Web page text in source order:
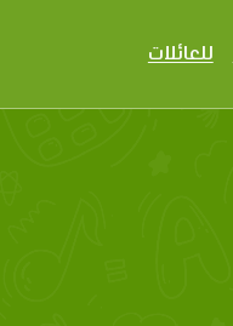
للعائلات